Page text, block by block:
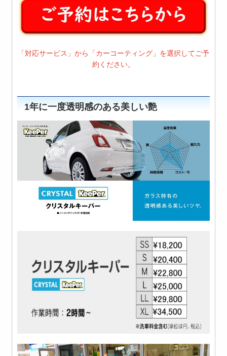
「対応サービス」から「カーコーティング」を選択してご予
約ください。
1年に一度透明感のある美しい艶